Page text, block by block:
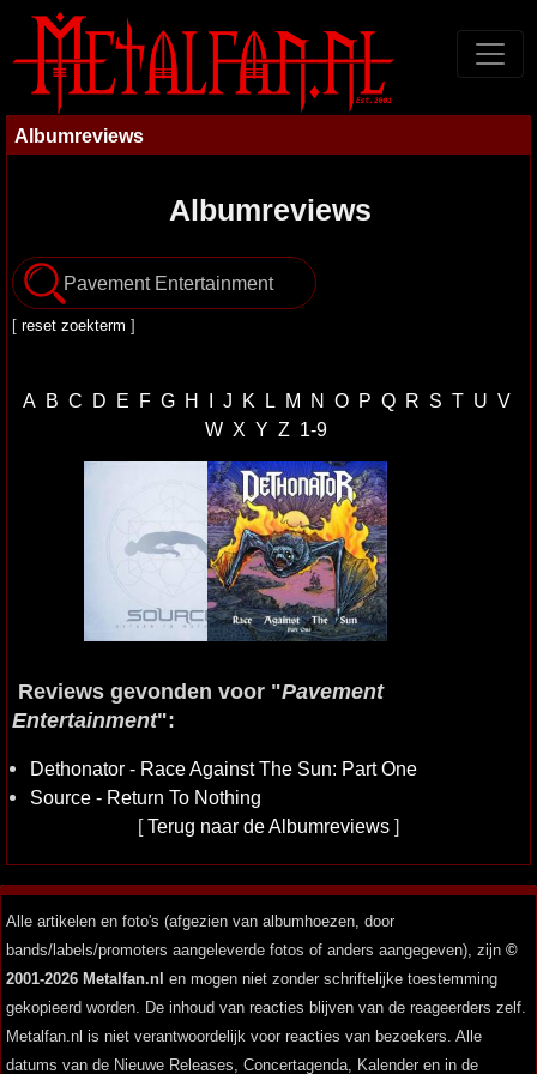
Albumreviews
Albumreviews
[ reset zoekterm ]
A B C D E F G H I J K L M N O P Q R S T U V
W X Y Z 1-9
Reviews gevonden voor "Pavement
Entertainment":
Dethonator - Race Against The Sun: Part One
Source - Return To Nothing
[Terug naar de Albumreviews ]
Alle artikelen en foto's (afgezien van albumhoezen, door
bands/labels/promoters aangeleverde fotos of anders aangegeven), zijn ©
2001-2026 Metalfan.nl en mogen niet zonder schriftelijke toestemming
gekopieerd worden. De inhoud van reacties blijven van de reageerders zelf.
Metalfan.nl is niet verantwoordelijk voor reacties van bezoekers. Alle
datums van de Nieuwe Releases, Concertagenda, Kalender en in de